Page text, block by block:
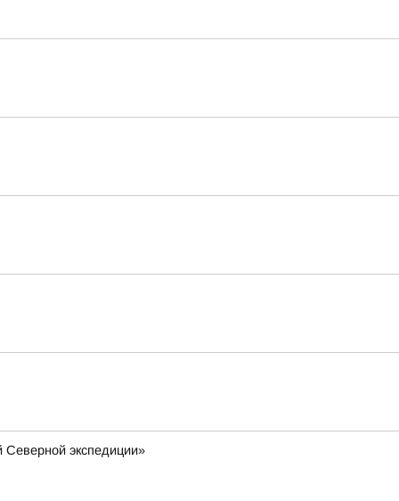
экспедиции»